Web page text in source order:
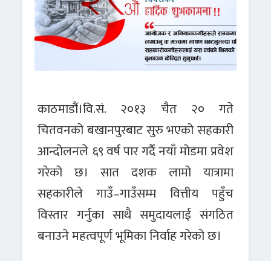
काठमाडौं।वि.सं. २०१३ चैत २० गते
चितवनको बखानपुरबाट सुरु भएको सहकारी
आन्दोलनले ६९ वर्ष पार गर्दै नयाँ मोडमा प्रवेश
गरेको छ। सात दशक लामो यात्रामा
सहकारीले गाउँ–गाउँसम्म वित्तीय पहुँच
विस्तार गर्नुका साथै समुदायलाई संगठित
बनाउने महत्वपूर्ण भूमिका निर्वाह गरेको छ।